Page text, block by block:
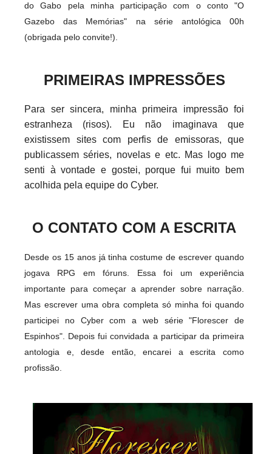
do Gabo pela minha participação com o conto "O
Gazebo das Memórias" na série antológica 00h
(obrigada pelo convite!).
PRIMEIRAS IMPRESSÕES
Para ser sincera, minha primeira impressão foi
estranheza (risos). Eu não imaginava que
existissem sites com perfis de emissoras, que
publicassem séries, novelas e etc. Mas logo me
senti à vontade e gostei, porque fui muito bem
acolhida pela equipe do Cyber.
O CONTATO COM A ESCRITA
Desde os 15 anos já tinha costume de escrever quando
jogava RPG em fóruns. Essa foi um experiência
importante para começar a aprender sobre narração.
Mas escrever uma obra completa só minha foi quando
participei no Cyber com a web série "Florescer de
Espinhos". Depois fui convidada a participar da primeira
antologia e, desde então, encarei a escrita como
profissão.